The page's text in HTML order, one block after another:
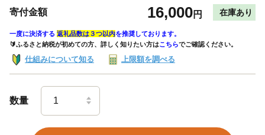
寄付金額 16,000円 在庫あり
一度に決済する 返礼品数は３つ以内を推奨しております。
🔰ふるさと納税が初めての方、詳しく知りたい方はこちらでご確認ください。
仕組みについて知る 上限額を調べる
数量